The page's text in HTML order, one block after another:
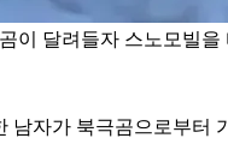
이 달려들자 스노모빌
남자가 북극곰으로부터